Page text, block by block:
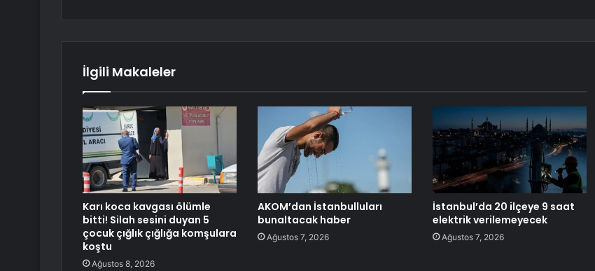
İlgili Makaleler
Karı koca kavgası ölümle
bitti! Silah sesini duyan 5
çocuk çığlık çığlığa komşulara
koştu
Ağustos 8, 2026
AKOM’dan İstanbulluları
bunaltacak haber
Ağustos 7, 2026
İstanbul’da 20 ilçeye 9 saat
elektrik verilemeyecek
Ağustos 7, 2026